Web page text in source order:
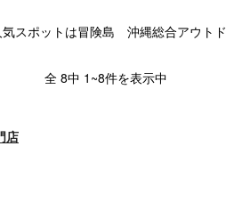
スポットは冒険島 沖縄総合アウト
全 8中 1~8件を表示中
店